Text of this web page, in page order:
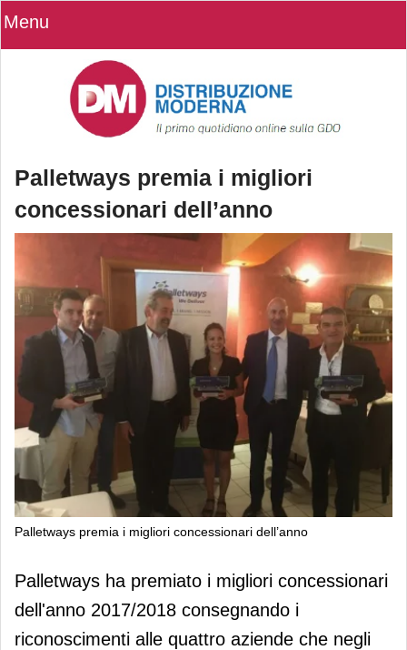
Menu
Palletways premia i migliori
concessionari dell’anno
Palletways premia i migliori concessionari dell’anno
Palletways premia i migliori
concessionari dell’anno
Palletways ha premiato i migliori concessionari
dell'anno 2017/2018 consegnando i
riconoscimenti alle quattro aziende che negli